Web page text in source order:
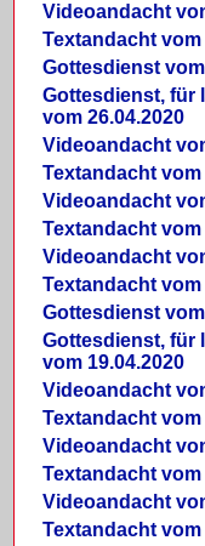
Videoandacht
Textandacht vom
Gottesdienst
Gottesdienst, für
vom 26.04.2020
Videoandacht
Textandacht vom
Videoandacht
Textandacht vom
Videoandacht
Textandacht vom
Gottesdienst
Gottesdienst, für
vom 19.04.2020
Videoandacht
Textandacht vom
Videoandacht
Textandacht vom
Videoandacht
Textandacht vom